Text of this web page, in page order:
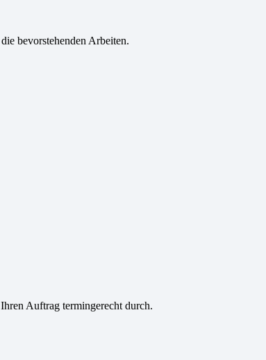
bevorstehenden Arbeiten.
Auftrag termingerecht durch.